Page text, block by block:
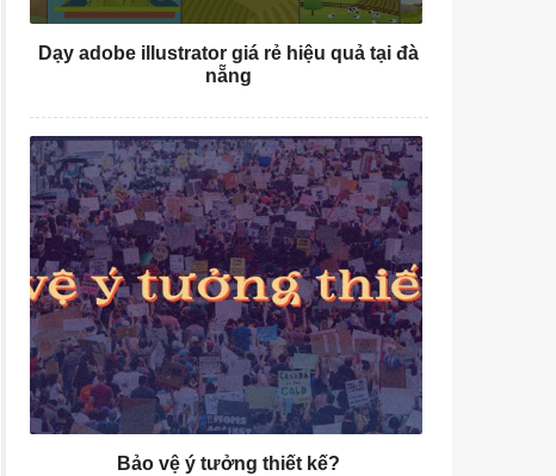
Dạy adobe illustrator giá rẻ hiệu quả tại đà
nẵng
Bảo vệ ý tưởng thiết kế?